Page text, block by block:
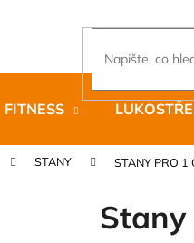
FITNESS
STANY STANY PRO 1
Stany
Co